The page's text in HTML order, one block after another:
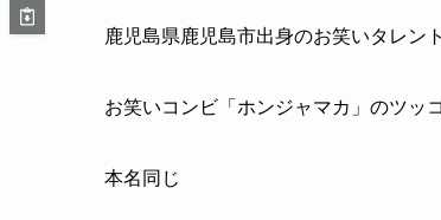
鹿児島県鹿児島市出身のお笑いタレン
お笑いコンビ「ホンジャマカ」のツッ
本名同じ